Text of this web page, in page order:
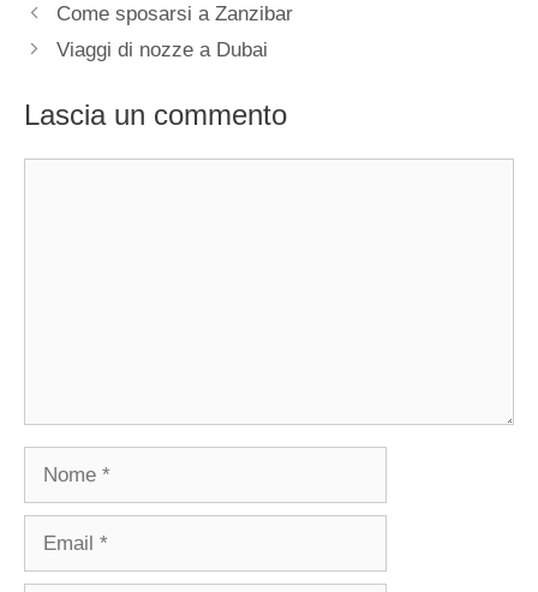
Come sposarsi a Zanzibar
Viaggi di nozze a Dubai
Lascia un commento
Nome
Email